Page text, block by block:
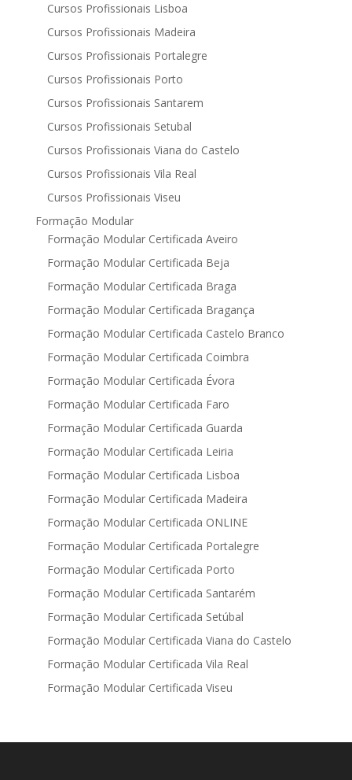
Cursos Profissionais Lisboa
Cursos Profissionais Madeira
Cursos Profissionais Portalegre
Cursos Profissionais Porto
Cursos Profissionais Santarem
Cursos Profissionais Setubal
Cursos Profissionais Viana do Castelo
Cursos Profissionais Vila Real
Cursos Profissionais Viseu
Formação Modular
Formação Modular Certificada Aveiro
Formação Modular Certificada Beja
Formação Modular Certificada Braga
Formação Modular Certificada Bragança
Formação Modular Certificada Castelo Branco
Formação Modular Certificada Coimbra
Formação Modular Certificada Évora
Formação Modular Certificada Faro
Formação Modular Certificada Guarda
Formação Modular Certificada Leiria
Formação Modular Certificada Lisboa
Formação Modular Certificada Madeira
Formação Modular Certificada ONLINE
Formação Modular Certificada Portalegre
Formação Modular Certificada Porto
Formação Modular Certificada Santarém
Formação Modular Certificada Setúbal
Formação Modular Certificada Viana do Castelo
Formação Modular Certificada Vila Real
Formação Modular Certificada Viseu